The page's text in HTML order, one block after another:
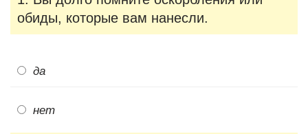
обиды, которые вам нанесли.
да
нет